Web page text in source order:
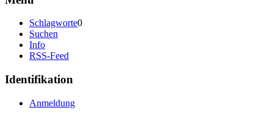
Schlagworte0
Suchen
Info
RSS-Feed
Identifikation
Anmeldung